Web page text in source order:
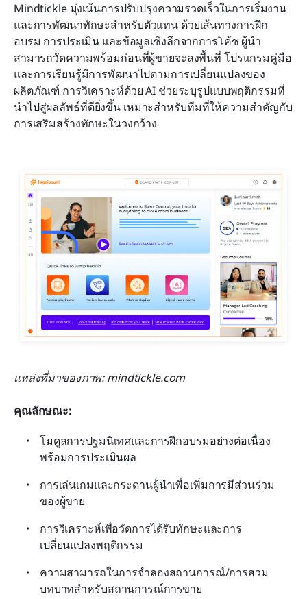
Mindtickle มุ่งเน้นการปรับปรุงความรวดเร็วในการเริ่มงาน
และการพัฒนาทักษะสำหรับตัวแทน ด้วยเส้นทางการฝึก
อบรม การประเมิน และข้อมูลเชิงลึกจากการโค้ช ผู้นำ
สามารถวัดความพร้อมก่อนที่ผู้ขายจะลงพื้นที่ โปรแกรมคู่มือ
และการเรียนรู้มีการพัฒนาไปตามการเปลี่ยนแปลงของ
ผลิตภัณฑ์ การวิเคราะห์ด้วย AI ช่วยระบุรูปแบบพฤติกรรมที่
นำไปสู่ผลลัพธ์ที่ดียิ่งขึ้น เหมาะสำหรับทีมที่ให้ความสำคัญกับ
การเสริมสร้างทักษะในวงกว้าง
แหล่งที่มาของภาพ: mindtickle.com
คุณลักษณะ:
โมดูลการปฐมนิเทศและการฝึกอบรมอย่างต่อเนื่อง
พร้อมการประเมินผล
การเล่นเกมและกระดานผู้นำเพื่อเพิ่มการมีส่วนร่วม
ของผู้ขาย
การวิเคราะห์เพื่อวัดการได้รับทักษะและการ
เปลี่ยนแปลงพฤติกรรม
ความสามารถในการจำลองสถานการณ์/การสวม
บทบาทสำหรับสถานการณ์การขาย